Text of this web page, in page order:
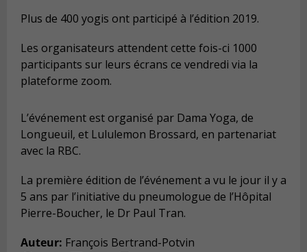
Plus de 400 yogis ont participé à l’édition 2019.
Les organisateurs attendent cette fois-ci 1000
participants sur leurs écrans ce vendredi via la
plateforme zoom.
L’événement est organisé par Dama Yoga, de
Longueuil, et Lululemon Brossard, en partenariat
avec la RBC.
La première édition de l’événement a vu le jour il y a
5 ans par l’initiative du pneumologue de l’Hôpital
Pierre-Boucher, le Dr Paul Tran.
Auteur: François Bertrand-Potvin